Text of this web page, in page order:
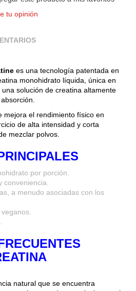
tu opinión
es una tecnología patentada en
monohidrato líquida, única en
solución de creatina altamente
mejora el rendimiento físico en
de alta intensidad y corta
mezclar polvos.
por porción.
a menudo asociadas con los
natural que se encuentra